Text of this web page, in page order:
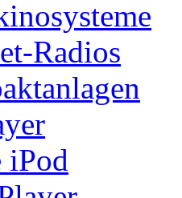
Radios
iPod